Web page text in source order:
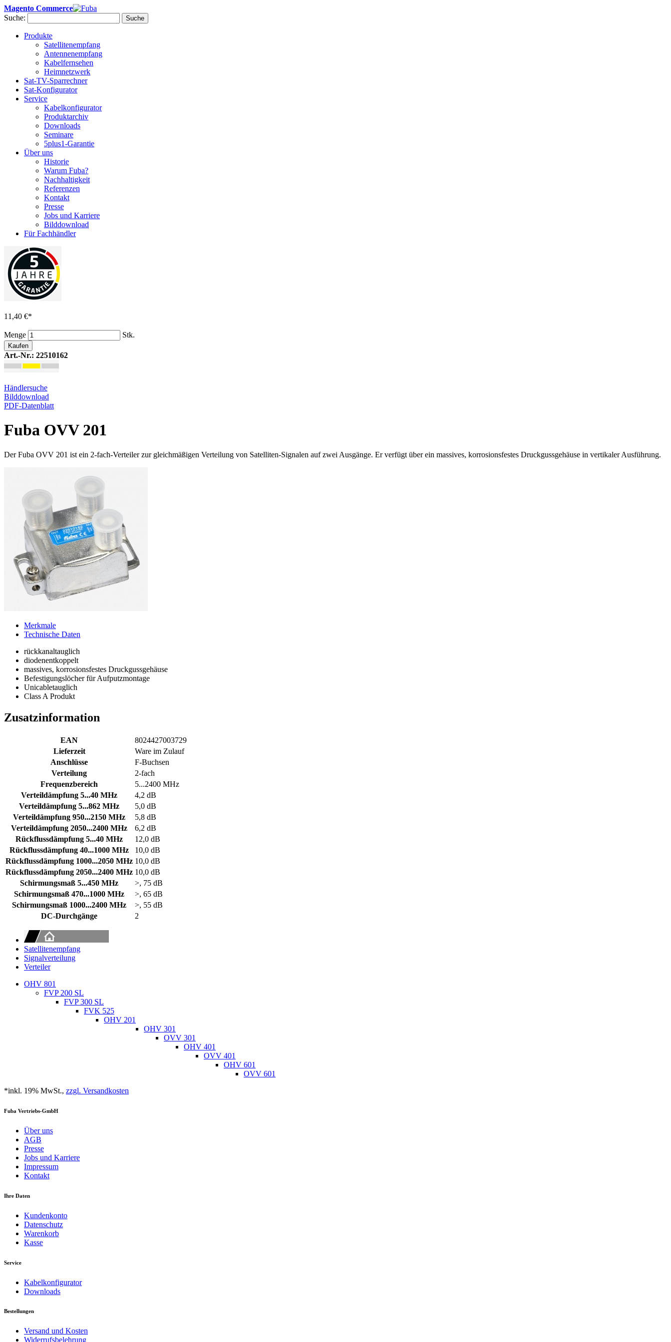
Magento Commerce
Suche:
Suche
Produkte
Satellitenempfang
Antennenempfang
Kabelfernsehen
Heimnetzwerk
Sat-TV-Sparrechner
Sat-Konfigurator
Service
Kabelkonfigurator
Produktarchiv
Downloads
Seminare
5plus1-Garantie
Über uns
Historie
Warum Fuba?
Nachhaltigkeit
Referenzen
Kontakt
Presse
Jobs und Karriere
Bilddownload
Für Fachhändler
11,40 €*
Menge Stk.
Kaufen
Art.-Nr.: 22510162
Händlersuche
Bilddownload
PDF-Datenblatt
Fuba OVV 201
Der Fuba OVV 201 ist ein 2-fach-Verteiler zur gleichmäßigen Verteilung von Satelliten-Signalen auf zwei Ausgänge. Er verfügt über ein massives, korrosionsfestes Druckgussgehäuse in vertikaler Ausführung.
Merkmale
Technische Daten
rückkanaltauglich
diodenentkoppelt
massives, korrosionsfestes Druckgussgehäuse
Befestigungslöcher für Aufputzmontage
Unicabletauglich
Class A Produkt
Zusatzinformation
EAN
8024427003729
Lieferzeit
Ware im Zulauf
Anschlüsse
F-Buchsen
Verteilung
2-fach
Frequenzbereich
5...2400 MHz
Verteildämpfung 5...40 MHz
4,2 dB
Verteildämpfung 5...862 MHz
5,0 dB
Verteildämpfung 950...2150 MHz
5,8 dB
Verteildämpfung 2050...2400 MHz
6,2 dB
Rückflussdämpfung 5...40 MHz
12,0 dB
Rückflussdämpfung 40...1000 MHz
10,0 dB
Rückflussdämpfung 1000...2050 MHz 10,0 dB
Rückflussdämpfung 2050...2400 MHz 10,0 dB
Schirmungsmaß 5...450 MHz
>, 75 dB
Schirmungsmaß 470...1000 MHz
>, 65 dB
Schirmungsmaß 1000...2400 MHz
>, 55 dB
DC-Durchgänge
2
Satellitenempfang
Signalverteilung
Verteiler
OHV 801
FVP 200 SL
FVP 300 SL
FVK 525
OHV 201
OHV 301
OVV 301
OHV 401
OVV 401
OHV 601
OVV 601
*inkl. 19% MwSt., zzgl. Versandkosten
Fuba Vertriebs-GmbH
Über uns
AGB
Presse
Jobs und Karriere
Impressum
Kontakt
Ihre Daten
Kundenkonto
Datenschutz
Warenkorb
Kasse
Service
Kabelkonfigurator
Downloads
Bestellungen
Versand und Kosten
Widerrufsbelehrung